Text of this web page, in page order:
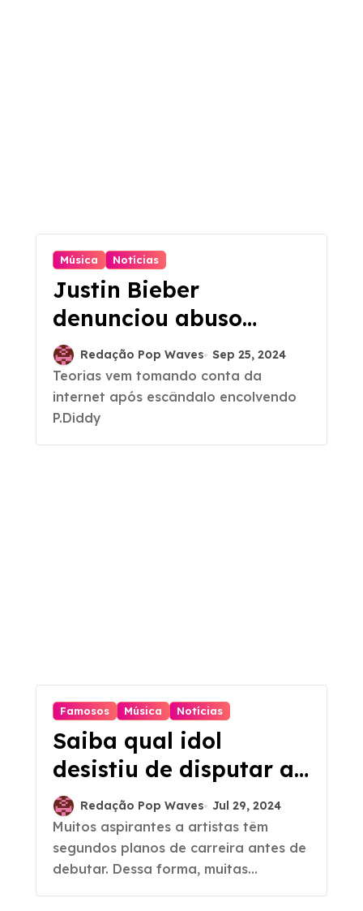
Música Notícias
Justin Bieber
denunciou abuso
infantil em clipe de
‘Yummy’?
Redação Pop Waves Sep 25, 2024
Teorias vem tomando conta da
internet após escândalo encolvendo
P.Diddy
Famosos Música Notícias
Saiba qual idol
desistiu de disputar as
Olimpíadas para
seguir carreira no k-
pop
Redação Pop Waves Jul 29, 2024
Muitos aspirantes a artistas têm
segundos planos de carreira antes de
debutar. Dessa forma, muitas...